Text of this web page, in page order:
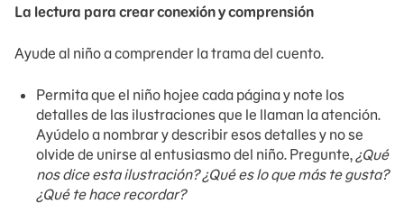
La lectura para crear conexión y comprensión
Ayude al niño a comprender la trama del cuento.
Permita que el niño hojee cada página y note los
detalles de las ilustraciones que le llaman la atención.
Ayúdelo a nombrar y describir esos detalles y no se
olvide de unirse al entusiasmo del niño. Pregunte,¿Qué
nos dice esta ilustración? ¿Qué es lo que más te gusta?
¿Qué te hace recordar?